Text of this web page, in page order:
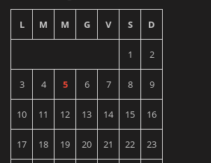
L M M G V S D
1 2
3 4 5 6 7 8 9
10 11 12 13 14 15 16
17 18 19 20 21 22 23